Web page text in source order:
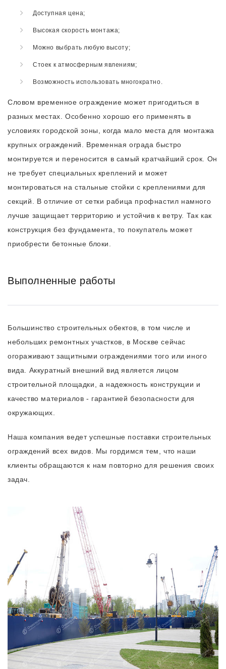
Доступная цена;
Высокая скорость монтажа;
Можно выбрать любую высоту;
Стоек к атмосферным явлениям;
Возможность использовать многократно.
Словом временное ограждение может пригодиться в
разных местах. Особенно хорошо его применять в
условиях городской зоны, когда мало места для монтажа
крупных ограждений. Временная ограда быстро
монтируется и переносится в самый кратчайший срок. Он
не требует специальных креплений и может
монтироваться на стальные стойки с креплениями для
секций. В отличие от сетки рабица профнастил намного
лучше защищает территорию и устойчив к ветру. Так как
конструкция без фундамента, то покупатель может
приобрести бетонные блоки.
Выполненные работы
Большинство строительных обектов, в том числе и
небольших ремонтных участков, в Москве сейчас
огораживают защитными ограждениями того или иного
вида. Аккуратный внешний вид является лицом
строительной площадки, а надежность конструкции и
качество материалов - гарантией безопасности для
окружающих.
Наша компания ведет успешные поставки строительных
ограждений всех видов. Мы гордимся тем, что наши
клиенты обращаются к нам повторно для решения своих
задач.